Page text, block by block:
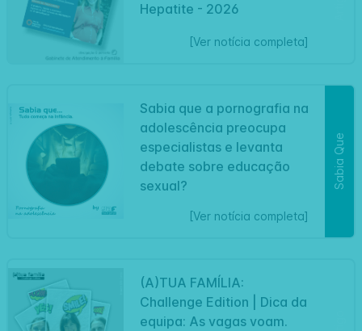
Hepatite - 2026
[Ver notícia completa]
Sabia que a pornografia na
adolescência preocupa
especialistas e levanta
debate sobre educação
sexual?
[Ver notícia completa]
Sabia Que
(A)TUA FAMÍLIA:
Challenge Edition | Dica da
equipa: As vagas voam.